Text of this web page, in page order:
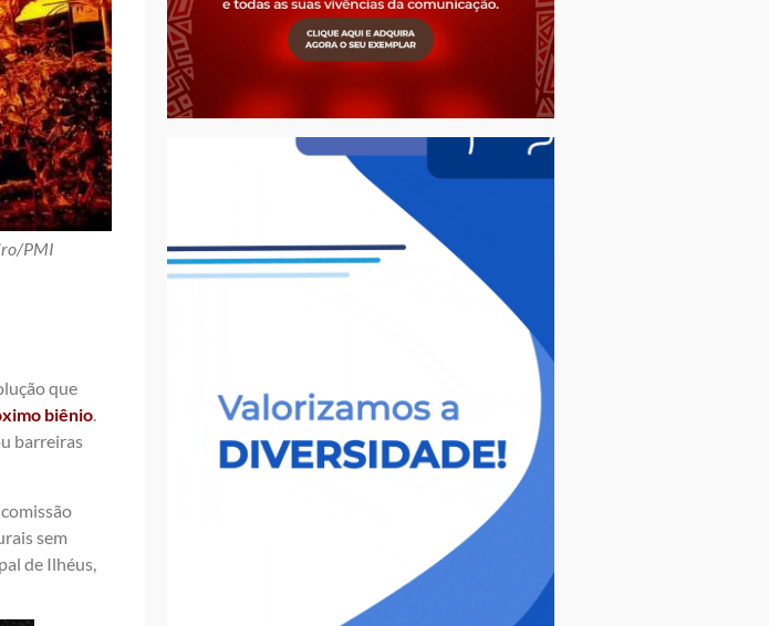
PMI
que
biênio.
barreiras
sem
de Ilhéus,